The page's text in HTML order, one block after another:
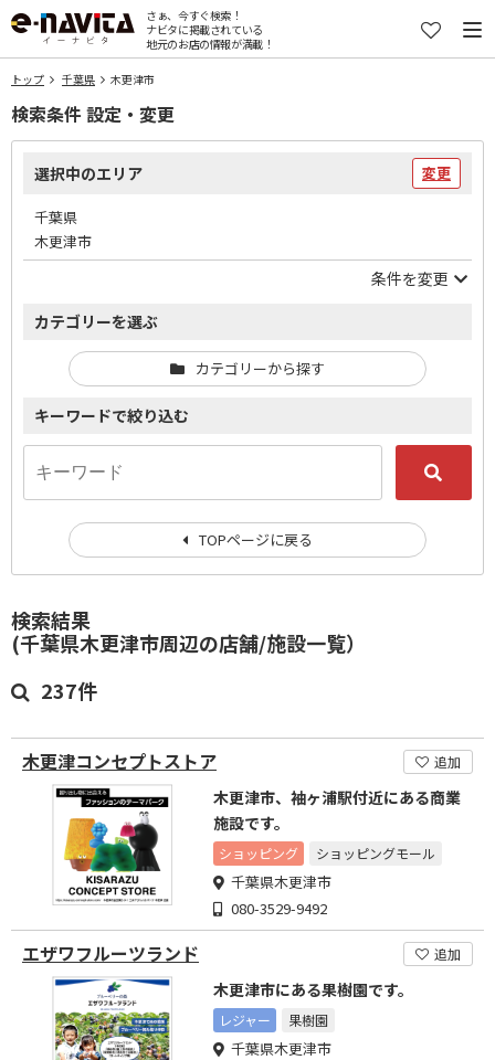
さぁ、今すぐ検索！
ナビタに掲載されている
地元のお店の情報が満載！
トップ 千葉県 木更津市
検索結果
(千葉県木更津市周辺の店舗/施設一覧）
237件
木更津コンセプトストア 追加
木更津市、袖ヶ浦駅付近にある商業
施設です。
ショッピング ショッピングモール
千葉県木更津市
080-3529-9492
エザワフルーツランド 追加
木更津市にある果樹園です。
レジャー 果樹園
千葉県木更津市
検索条件 設定・変更
選択中のエリア 変更
千葉県
木更津市
条件を変更
カテゴリーを選ぶ
カテゴリーから探す
キーワードで絞り込む
TOPページに戻る